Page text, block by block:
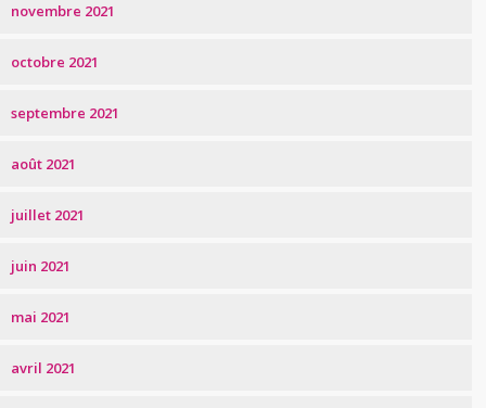
novembre 2021
octobre 2021
septembre 2021
août 2021
juillet 2021
juin 2021
mai 2021
avril 2021